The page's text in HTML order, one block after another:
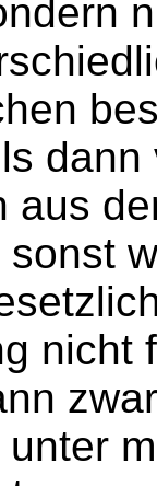
aus
nicht